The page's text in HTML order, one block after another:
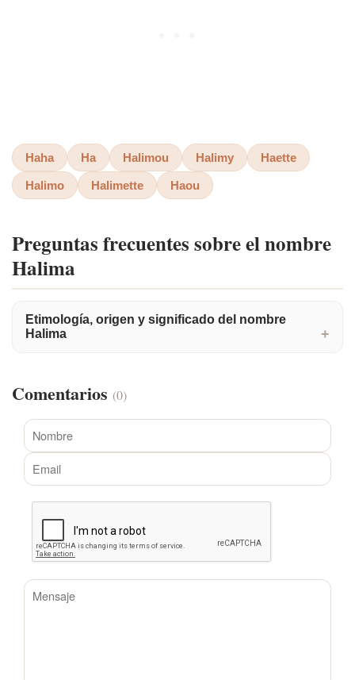
Haha Ha Halimou Halimy Haette
Halimo Halimette Haou
Preguntas frecuentes sobre el nombre
Halima
Etimología, origen y significado del nombre
Halima
Comentarios (0)